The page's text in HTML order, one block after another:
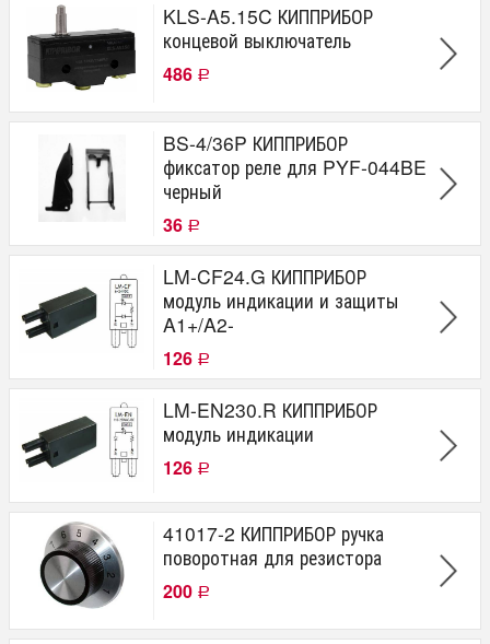
KLS-A5.15C КИППРИБОР
концевой выключатель
486 Р
BS-4/36P КИППРИБОР
фиксатор реле для PYF-044BE
черный
36 Р
LM-CF24.G КИППРИБОР
модуль индикации и защиты
A1+/A2-
126 Р
LM-EN230.R КИППРИБОР
модуль индикации
126 Р
41017-2 КИППРИБОР ручка
поворотная для резистора
200 Р